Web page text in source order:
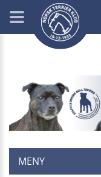
MENY